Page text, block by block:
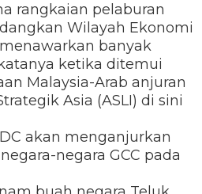
rangkaian pelaburan
Wilayah Ekonomi
banyak
ketika ditemui
Malaysia-Arab anjuran
Asia (ASLI) di sini
akan menganjurkan
negara GCC pada